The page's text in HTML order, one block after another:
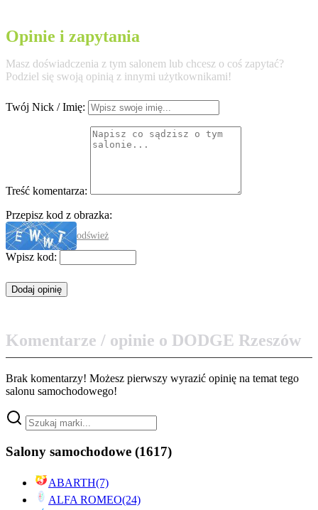
Opinie i zapytania
Masz doświadczenia z tym salonem lub chcesz o coś zapytać?
Podziel się swoją opinią z innymi użytkownikami!
Twój Nick / Imię:
Treść komentarza:
Przepisz kod z obrazka:
odśwież
Wpisz kod:
Komentarze / opinie o DODGE Rzeszów
Brak komentarzy! Możesz pierwszy wyrazić opinię na temat tego
salonu samochodowego!
Salony samochodowe (1617)
ABARTH(7)
ALFA ROMEO(24)